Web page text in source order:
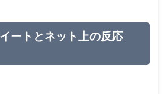
ートとネット上の反応